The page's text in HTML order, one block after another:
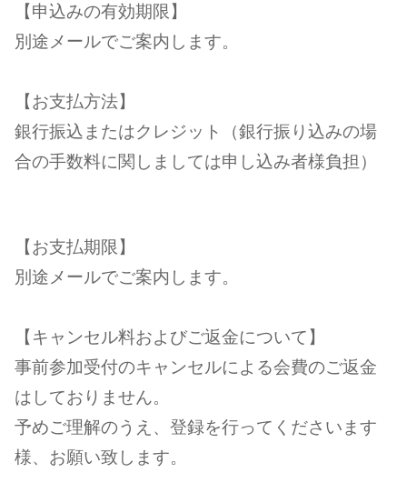
【申込みの有効期限】
別途メールでご案内します。
【お支払方法】
銀行振込またはクレジット（銀行振り込みの場
合の手数料に関しましては申し込み者様負担）
【お支払期限】
別途メールでご案内します。
【キャンセル料およびご返金について】
事前参加受付のキャンセルによる会費のご返金
はしておりません。
予めご理解のうえ、登録を行ってくださいます
様、お願い致します。